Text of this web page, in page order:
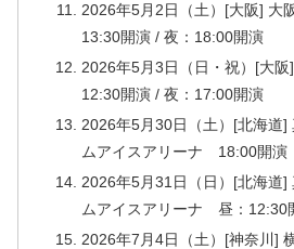
2026年5月2日（土）[大阪] 大
13:30開演 / 夜：18:00開演
2026年5月3日（日・祝）[大
12:30開演 / 夜：17:00開演
2026年5月30日（土）[北海道]
ムアイスアリーナ 18:00開演
2026年5月31日（日）[北海道]
ムアイスアリーナ 昼：12:30
2026年7月4日（土）[神奈川]